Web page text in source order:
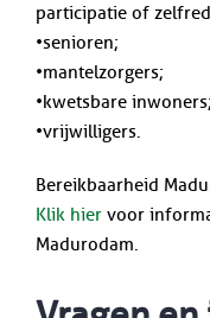
participatie of
•senioren;
•mantelzorgers;
•kwetsbare inwoners;
•vrijwilligers.
Bereikbaarheid
Klik hiervoor
Madurodam.